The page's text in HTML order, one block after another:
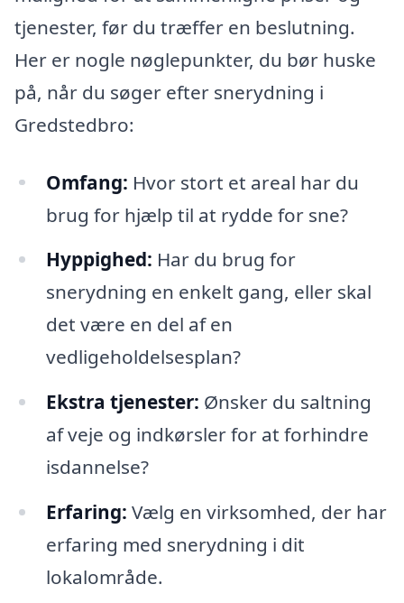
tjenester, før du træffer en beslutning.
Her er nogle nøglepunkter, du bør huske
på, når du søger efter snerydning i
Gredstedbro:
Omfang: Hvor stort et areal har du
brug for hjælp til at rydde for sne?
Hyppighed: Har du brug for
snerydning en enkelt gang, eller skal
det være en del af en
vedligeholdelsesplan?
Ekstra tjenester: Ønsker du saltning
af veje og indkørsler for at forhindre
isdannelse?
Erfaring: Vælg en virksomhed, der har
erfaring med snerydning i dit
lokalområde.